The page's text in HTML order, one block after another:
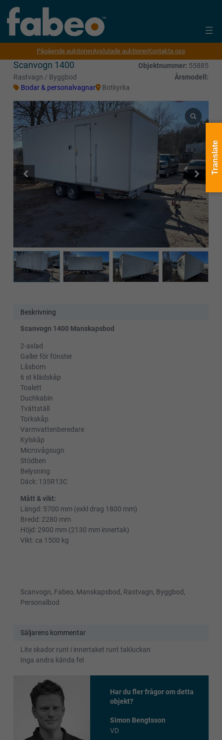
Pågående auktionerAvslutade auktionerKontakta oss
Scanvogn 1400 Objektnummer: 55885
Rastvagn / Byggbod
Årsmodell:
Bodar & personalvagnar
Botkyrka
Beskrivning
Scanvogn 1400 Manskapsbod
2-axlad
Galler för fönster
Låsbom
6 st klädskåp
Toalett
Duchkabin
Tvättställ
Torkskåp
Varmvattenberedare
Kylskåp
Microvågsugn
Stödben
Belysning
Däck: 135R13C
Mått & vikt:
Längd: 5700 mm (exkl drag 1800 mm)
Bredd: 2280 mm
Höjd: 2900 mm (2130 mm innertak)
Vikt: ca 1500 kg
Scanvogn, Fabeo, Manskapsbod, Rastvagn, Byggbod,
Personalbod
Säljarens kommentar
Lite skador runt i innertaket runt takluckan
Inga andra kända fel
Har du fler frågor om detta
objekt?
Simon Bengtsson
VD
Translate